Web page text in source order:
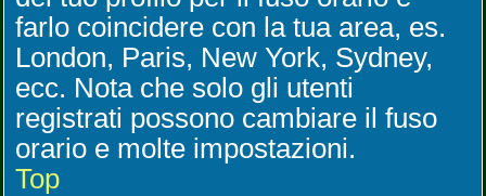
farlo coincidere con la tua area, es.
London, Paris, New York, Sydney,
ecc. Nota che solo gli utenti
registrati possono cambiare il fuso
orario e molte impostazioni.
Top